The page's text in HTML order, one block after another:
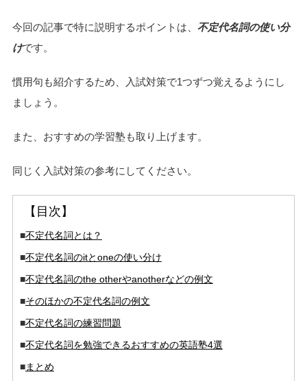
今回の記事で特に説明するポイントは、 不定代名詞の使い分
けです。
慣用句も紹介するため、入試対策で1つずつ覚えるようにし
ましょう。
また、おすすめの学習塾も取り上げます。
同じく入試対策の参考にしてください。
【目次】
■不定代名詞とは？
■不定代名詞のitとoneの使い分け
■不定代名詞のthe otherやanotherなどの例文
■そのほかの不定代名詞の例文
■不定代名詞の練習問題
■不定代名詞を勉強できるおすすめの英語塾4選
■まとめ